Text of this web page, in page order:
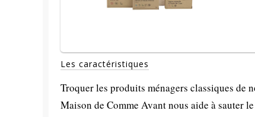
Les caractéristiques
Troquer les produits ménagers classiques de
Maison de Comme Avant nous aide à sauter